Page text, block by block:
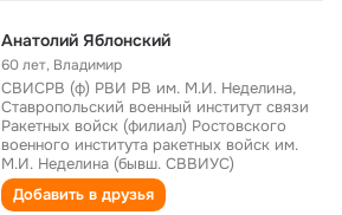
Анатолий Яблонский
60 лет, Владимир
СВИСРВ (ф) РВИ РВ им. М.И. Неделина,
Ставропольский военный институт связи
Ракетных войск (филиал) Ростовского
военного института ракетных войск им.
М.И. Неделина (бывш. СВВИУС)
Добавить в друзья